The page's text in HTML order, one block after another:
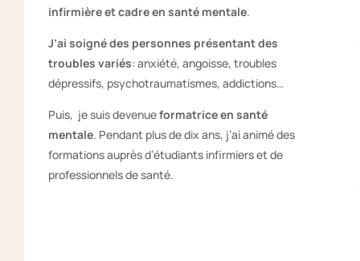
infirmière et cadre en santé mentale.
J’ai soigné des personnes présentant des
troubles variés: anxiété, angoisse, troubles
dépressifs, psychotraumatismes, addictions…
Puis, je suis devenueformatrice en santé
mentale. Pendant plus de dix ans, j’ai animé des
formations auprès d’étudiants infirmiers et de
professionnels de santé.